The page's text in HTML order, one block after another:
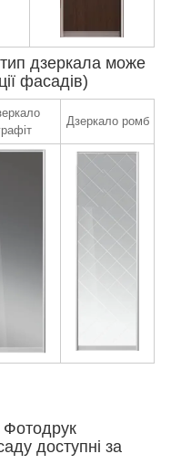
дзеркала може
фасадів)
Дзеркало ромб
доступні за